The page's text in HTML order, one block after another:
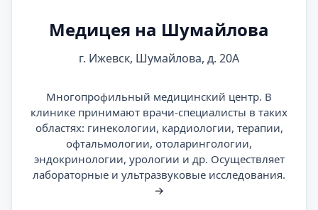
Медицея на Шумайлова
г. Ижевск, Шумайлова, д. 20А
Многопрофильный медицинский центр. В
клинике принимают врачи-специалисты в таких
областях: гинекологии, кардиологии, терапии,
офтальмологии, отоларингологии,
эндокринологии, урологии и др. Осуществляет
лабораторные и ультразвуковые исследования.
→